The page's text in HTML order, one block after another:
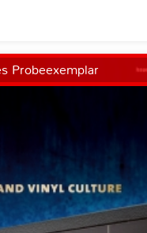
Probeexemplar